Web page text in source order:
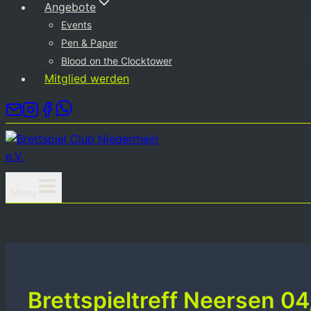
Angebote
Events
Pen & Paper
Blood on the Clocktower
Mitglied werden
Menu
Brettspieltreff Neersen